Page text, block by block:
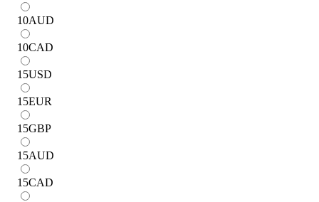
10AUD
10CAD
15USD
15EUR
15GBP
15AUD
15CAD